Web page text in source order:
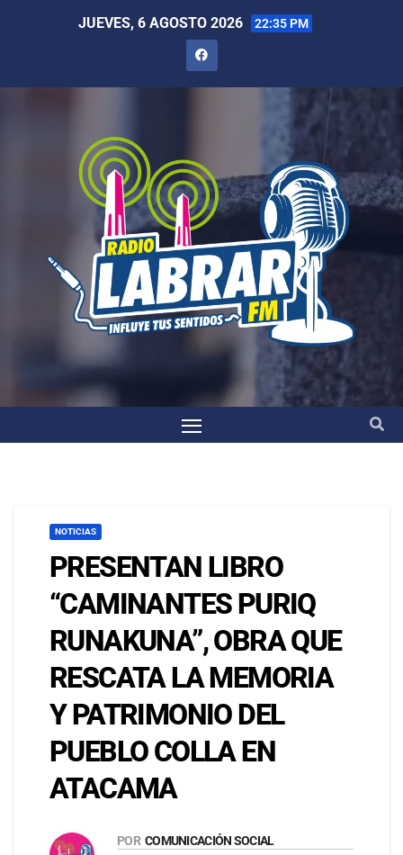
JUEVES, 6 AGOSTO 2026 22:35 PM
NOTICIAS
PRESENTAN LIBRO
“CAMINANTES PURIQ
RUNAKUNA”, OBRA QUE
RESCATA LA MEMORIA
Y PATRIMONIO DEL
PUEBLO COLLA EN
ATACAMA
POR COMUNICACIÓN SOCIAL